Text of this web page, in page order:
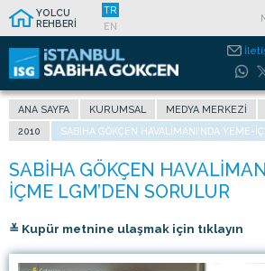
YOLCU
REHBERİ
TR
EN
ANA SAYFA KURUMSAL MEDYA MERKEZI
2010
SABIHA GÖKÇEN HAVALIMANI’NDA YEME-
≚ Kupür metnine ulaşmak için tıklayın